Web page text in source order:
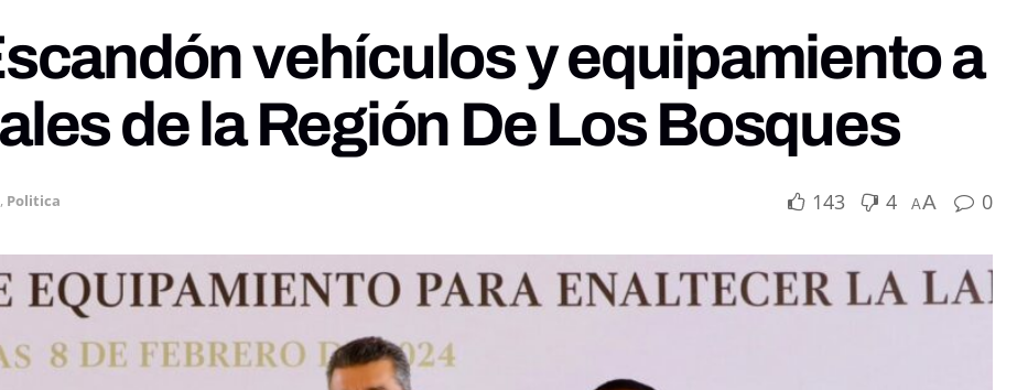
vehículos y equipamiento a
de la Región De Los Bosques
, Politica 143 4 AA 0